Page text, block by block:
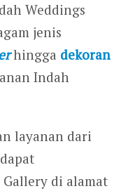
Weddings
jenis
hingga dekoran
Indah
layanan dari
di alamat